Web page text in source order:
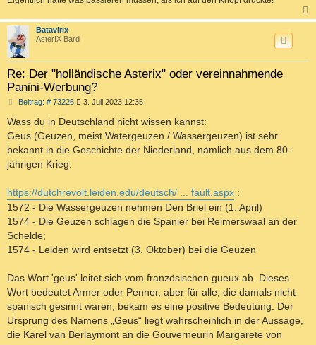
a
Batavirix
AsterIX Bard
Re: Der "holländische Asterix" oder vereinnahmende
Panini-Werbung?
Beitrag: # 73226B
i
r
a
g
3. Juli 2023 12:35
Wass du in Deutschland nicht wissen kannst:
Geus (Geuzen, meist Watergeuzen / Wassergeuzen) ist sehr
bekannt in die Geschichte der Niederland, nämlich aus dem 80-
jährigen Krieg.
https://dutchrevolt.leiden.edu/deutsch/ ... fault.aspx :
1572 - Die Wassergeuzen nehmen Den Briel ein (1. April)
1574 - Die Geuzen schlagen die Spanier bei Reimerswaal an der
Schelde;
1574 - Leiden wird entsetzt (3. Oktober) bei die Geuzen
Das Wort 'geus' leitet sich vom französischen gueux ab. Dieses
Wort bedeutet Armer oder Penner, aber für alle, die damals nicht
spanisch gesinnt waren, bekam es eine positive Bedeutung. Der
Ursprung des Namens „Geus“ liegt wahrscheinlich in der Aussage,
die Karel van Berlaymont an die Gouverneurin Margarete von